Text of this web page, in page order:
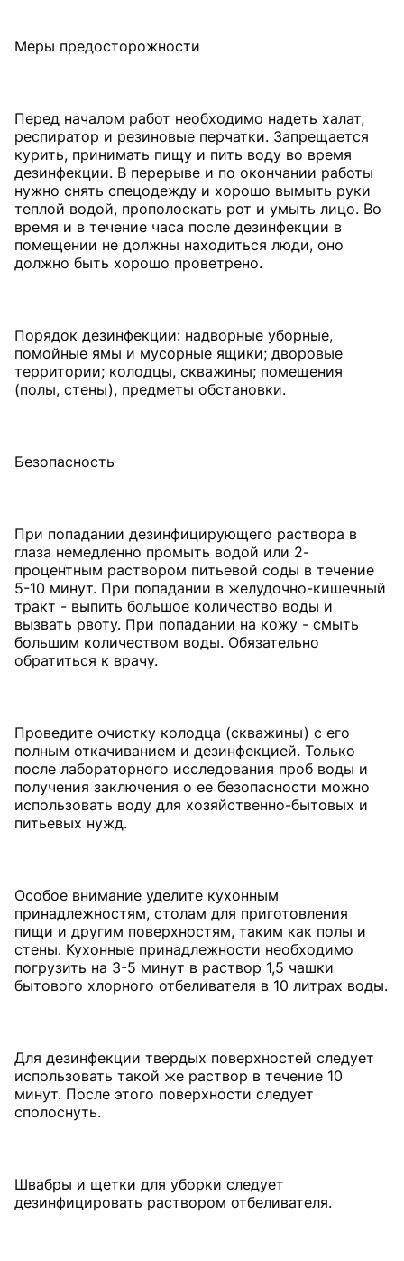
Меры предосторожности
Перед началом работ необходимо надеть халат,
респиратор и резиновые перчатки. Запрещается
курить, принимать пищу и пить воду во время
дезинфекции. В перерыве и по окончании работы
нужно снять спецодежду и хорошо вымыть руки
теплой водой, прополоскать рот и умыть лицо. Во
время и в течение часа после дезинфекции в
помещении не должны находиться люди, оно
должно быть хорошо проветрено.
Порядок дезинфекции: надворные уборные,
помойные ямы и мусорные ящики; дворовые
территории; колодцы, скважины; помещения
(полы, стены), предметы обстановки.
Безопасность
При попадании дезинфицирующего раствора в
глаза немедленно промыть водой или 2-
процентным раствором питьевой соды в течение
5-10 минут. При попадании в желудочно-кишечный
тракт - выпить большое количество воды и
вызвать рвоту. При попадании на кожу - смыть
большим количеством воды. Обязательно
обратиться к врачу.
Проведите очистку колодца (скважины) с его
полным откачиванием и дезинфекцией. Только
после лабораторного исследования проб воды и
получения заключения о ее безопасности можно
использовать воду для хозяйственно-бытовых и
питьевых нужд.
Особое внимание уделите кухонным
принадлежностям, столам для приготовления
пищи и другим поверхностям, таким как полы и
стены. Кухонные принадлежности необходимо
погрузить на 3-5 минут в раствор 1,5 чашки
бытового хлорного отбеливателя в 10 литрах воды.
Для дезинфекции твердых поверхностей следует
использовать такой же раствор в течение 10
минут. После этого поверхности следует
сполоснуть.
Швабры и щетки для уборки следует
дезинфицировать раствором отбеливателя.